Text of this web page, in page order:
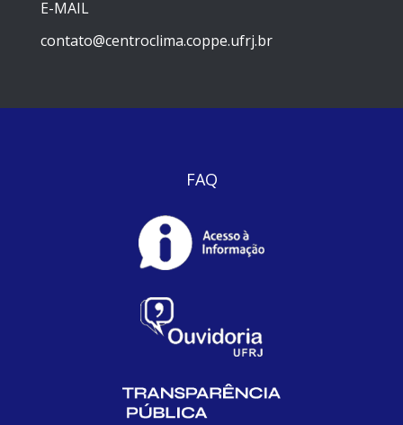
E-MAIL
contato@centroclima.coppe.ufrj.br
FAQ